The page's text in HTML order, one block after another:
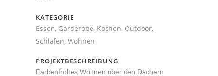
KATEGORIE
Essen, Garderobe, Kochen, Outdoor,
Schlafen, Wohnen
PROJEKTBESCHREIBUNG
Farbenfrohes Wohnen über den Dächern